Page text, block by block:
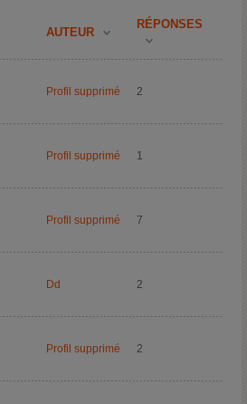
AUTEUR
RÉPONSES
Profil supprimé 2
Profil supprimé 1
Profil supprimé 7
Dd 2
Profil supprimé 2